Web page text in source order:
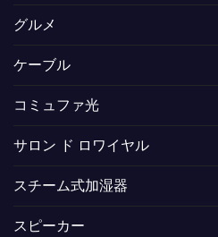
グルメ
ケーブル
コミュファ光
サロン ド ロワイヤル
スチーム式加湿器
スピーカー